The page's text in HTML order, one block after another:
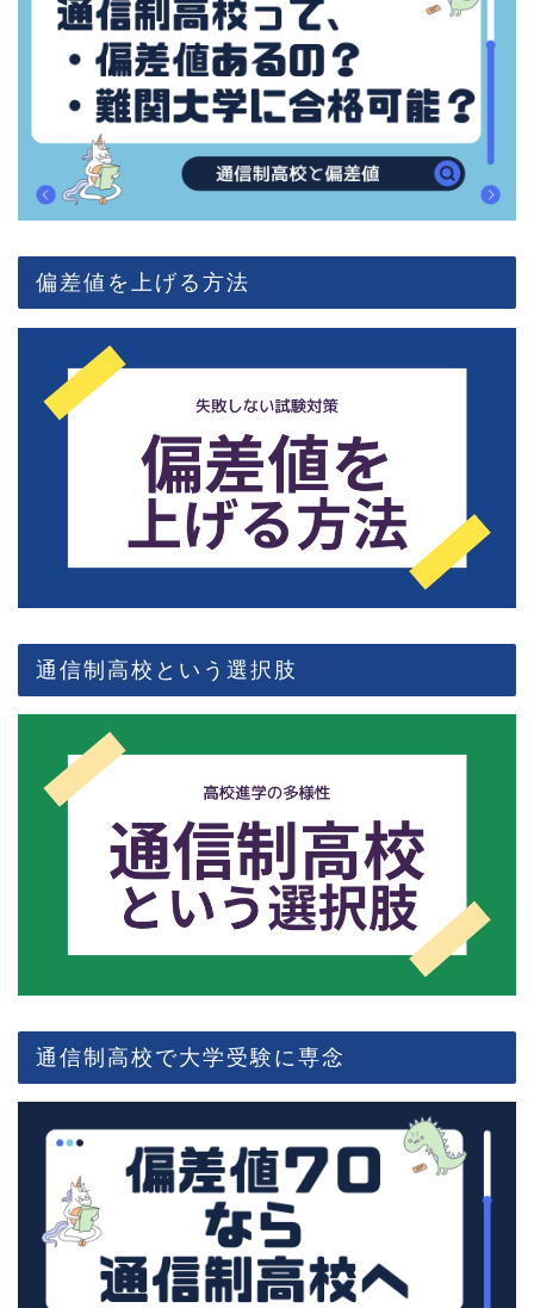
偏差値を上げる方法
通信制高校という選択肢
通信制高校で大学受験に専念